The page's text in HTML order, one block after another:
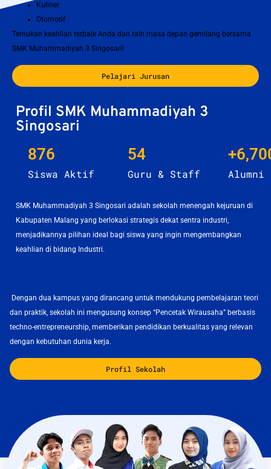
Kuliner
Otomotif
Temukan keahlian terbaik Anda dan raih masa depan gemilang bersama
SMK Muhammadiyah 3 Singosari!
Pelajari Jurusan
Profil SMK Muhammadiyah 3
Singosari
Siswa Aktif
876
Guru & Staff
54
Alumni
+
SMK Muhammadiyah 3 Singosari adalah sekolah menengah kejuruan di
Kabupaten Malang yang berlokasi strategis dekat sentra industri,
menjadikannya pilihan ideal bagi siswa yang ingin mengembangkan
keahlian di bidang Industri.
Dengan dua kampus yang dirancang untuk mendukung pembelajaran teori
dan praktik, sekolah ini mengusung konsep “Pencetak Wirausaha” berbasis
techno-entrepreneurship, memberikan pendidikan berkualitas yang relevan
dengan kebutuhan dunia kerja.
Profil Sekolah